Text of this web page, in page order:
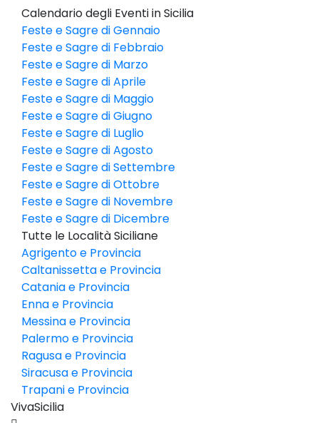
Calendario degli Eventi in Sicilia
Feste e Sagre di Gennaio
Feste e Sagre di Febbraio
Feste e Sagre di Marzo
Feste e Sagre di Aprile
Feste e Sagre di Maggio
Feste e Sagre di Giugno
Feste e Sagre di Luglio
Feste e Sagre di Agosto
Feste e Sagre di Settembre
Feste e Sagre di Ottobre
Feste e Sagre di Novembre
Feste e Sagre di Dicembre
Tutte le Località Siciliane
Agrigento e Provincia
Caltanissetta e Provincia
Catania e Provincia
Enna e Provincia
Messina e Provincia
Palermo e Provincia
Ragusa e Provincia
Siracusa e Provincia
Trapani e Provincia
VivaSicilia